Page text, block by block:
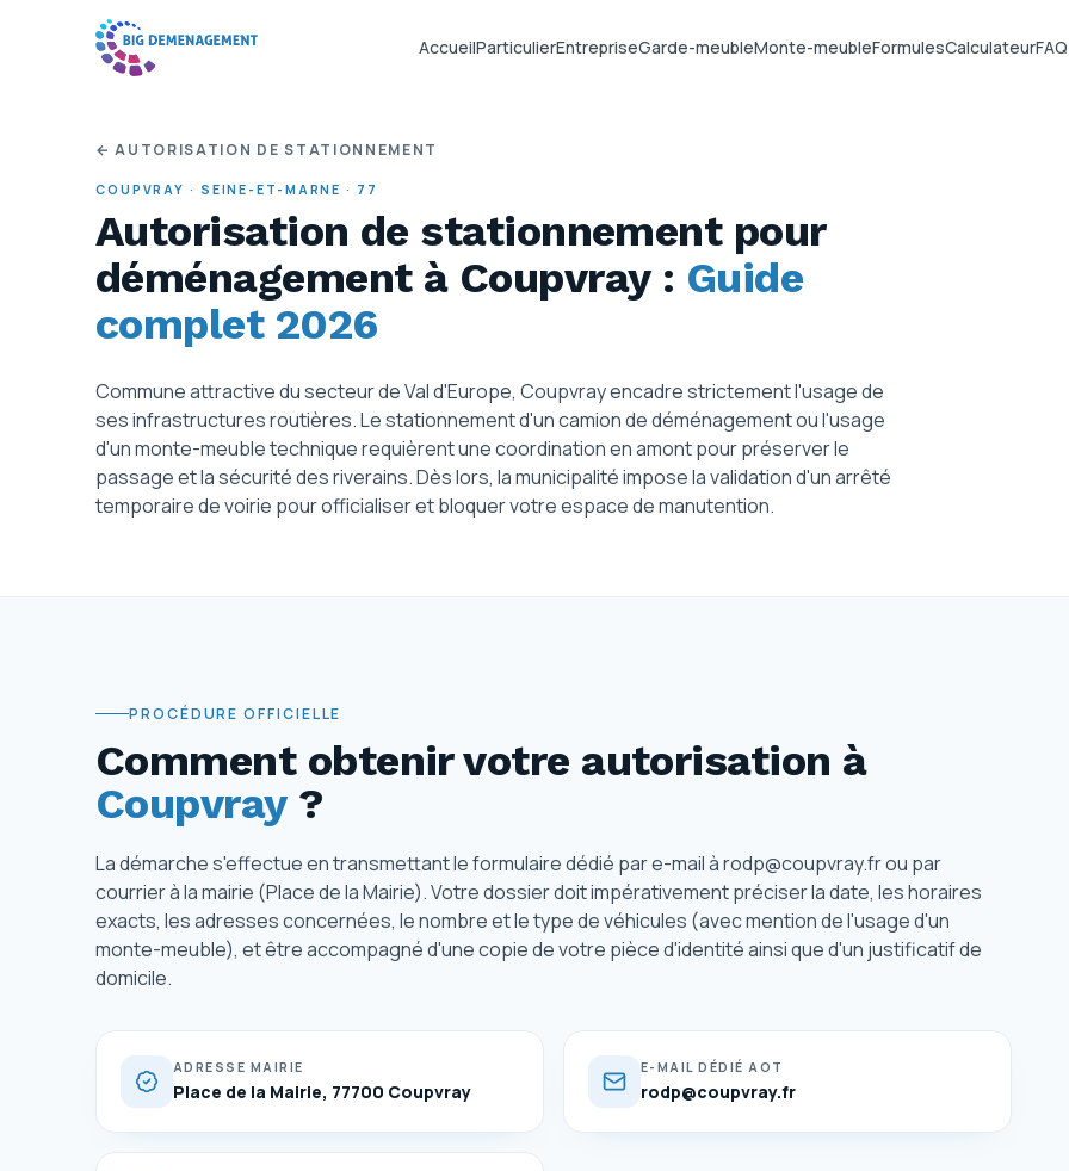
AccueilParticulierEntrepriseGarde-meubleMonte-meubleFormulesCalculateurFAQ
← AUTORISATION DE STATIONNEMENT
COUPVRAY · SEINE-ET-MARNE · 77
Autorisation de stationnement pour
déménagement à Coupvray: Guide
complet 2026
Commune attractive du secteur de Val d'Europe, Coupvray encadre strictement l'usage de
ses infrastructures routières. Le stationnement d'un camion de déménagement ou l'usage
d'un monte-meuble technique requièrent une coordination en amont pour préserver le
passage et la sécurité des riverains. Dès lors, la municipalité impose la validation d'un arrêté
temporaire de voirie pour officialiser et bloquer votre espace de manutention.
PROCÉDURE OFFICIELLE
Comment obtenir votre autorisation à
Coupvray?
La démarche s'effectue en transmettant le formulaire dédié par e-mail à rodp@coupvray.fr ou par
courrier à la mairie (Place de la Mairie). Votre dossier doit impérativement préciser la date, les horaires
exacts, les adresses concernées, le nombre et le type de véhicules (avec mention de l'usage d'un
monte-meuble), et être accompagné d'une copie de votre pièce d'identité ainsi que d'un justificatif de
domicile.
ADRESSE MAIRIE
Place de la Mairie, 77700 Coupvray
E-MAIL DÉDIÉ AOT
rodp@coupvray.fr